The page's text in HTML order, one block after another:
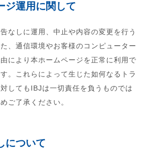
ジ運用に関して
なしに運用、中止や内容の変更を行う
、通信環境やお客様のコンピューター
により本ホームページを正常に利用で
。これらによって生じた如何なるトラ
してもIBJは一切責任を負うものでは
ご了承ください。
について